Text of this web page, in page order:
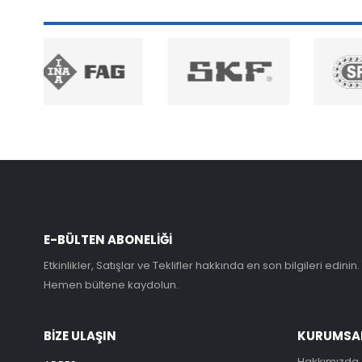
E-BÜLTEN ABONELİĞİ
Etkinlikler, Satışlar ve Teklifler hakkında en son bilgileri edinin.
Hemen bültene kaydolun.
BİZE ULAŞIN